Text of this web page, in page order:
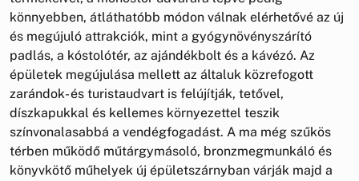
könnyebben, átláthatóbb módon válnak elérhetővé az új
és megújuló attrakciók, mint a gyógynövényszárító
padlás, a kóstolótér, az ajándékbolt és a kávézó. Az
épületek megújulása mellett az általuk közrefogott
zarándok- és turistaudvart is felújítják, tetővel,
díszkapukkal és kellemes környezettel teszik
színvonalasabbá a vendégfogadást. A ma még szűkös
térben működő műtárgymásoló, bronzmegmunkáló és
könyvkötő műhelyek új épületszárnyban várják majd a